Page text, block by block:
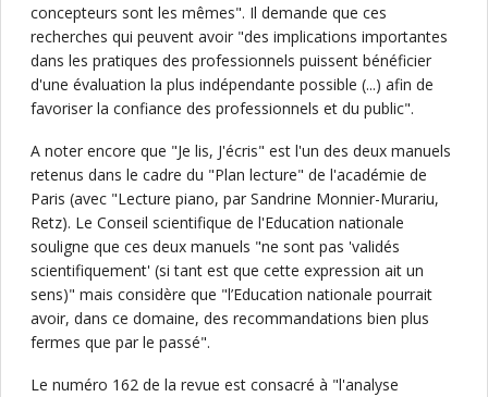
concepteurs sont les mêmes". Il demande que ces
recherches qui peuvent avoir "des implications importantes
dans les pratiques des professionnels puissent bénéficier
d'une évaluation la plus indépendante possible (...) afin de
favoriser la confiance des professionnels et du public".
A noter encore que "Je lis, J'écris" est l'un des deux manuels
retenus dans le cadre du "Plan lecture" de l'académie de
Paris (avec "Lecture piano, par Sandrine Monnier-Murariu,
Retz). Le Conseil scientifique de l'Education nationale
souligne que ces deux manuels "ne sont pas 'validés
scientifiquement' (si tant est que cette expression ait un
sens)" mais considère que "l’Education nationale pourrait
avoir, dans ce domaine, des recommandations bien plus
fermes que par le passé".
Le numéro 162 de la revue est consacré à "l'analyse